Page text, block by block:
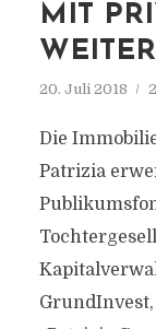
MIT
20. Juli 2018
Die
Patrizia